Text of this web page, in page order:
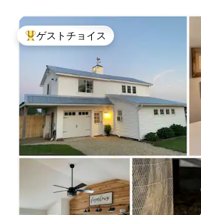
大好評のゲストチョイスです。
ゲストチョイス